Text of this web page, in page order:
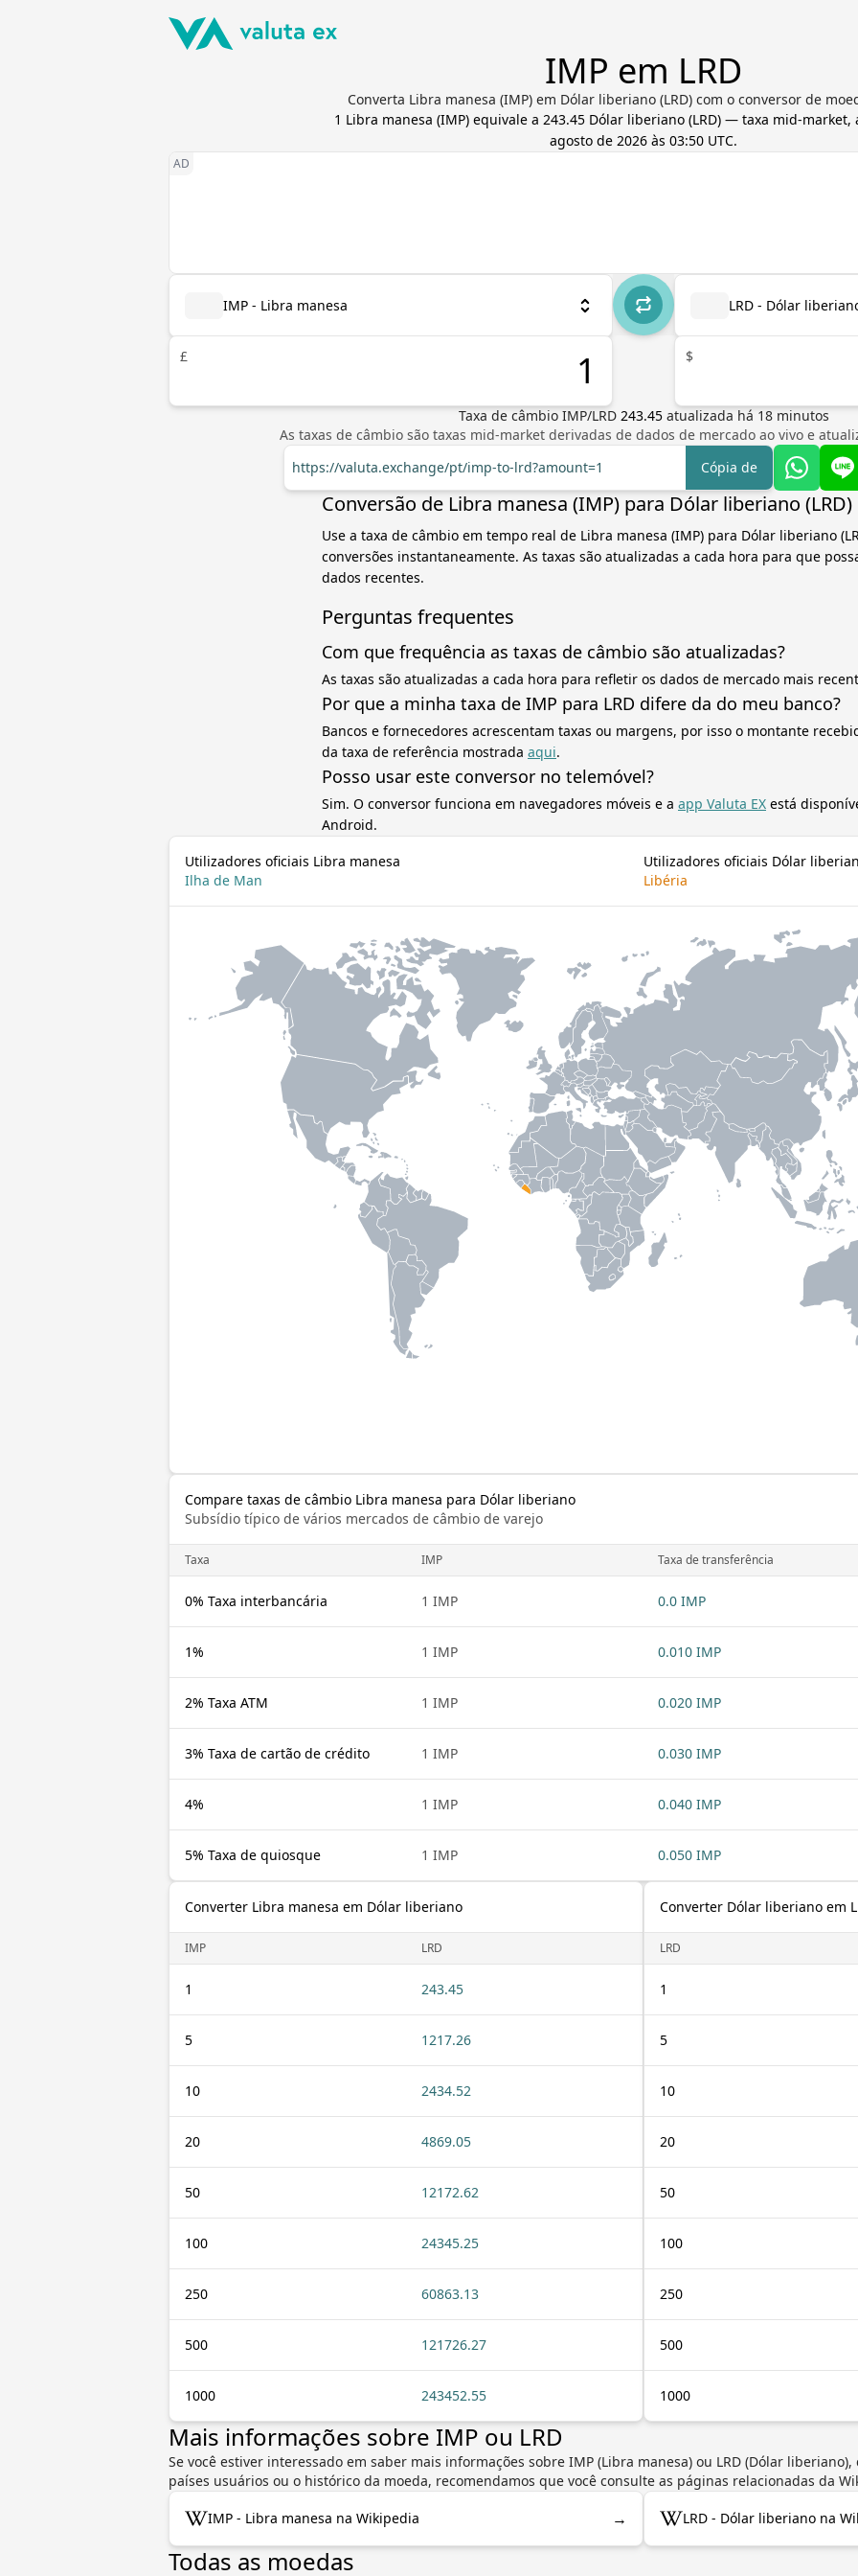
IMP em LRD
Converta Libra manesa (IMP) em Dólar liberiano (LRD) com o conversor de
1 Libra manesa (IMP) equivale a 243.45 Dólar liberiano(LRD) — taxa mid-market,
agosto de 2026 às 03:50 UTC.
IMP - Libra manesa
£
LRD - Dólar
$
Taxa de câmbio IMP/LRD 243.45 atualizada há 18minutos
As taxas de câmbio são taxas mid-market derivadas de dados de mercado ao vivo e
https://valuta.exchange/pt/imp-to-lrd?amount=1
Cópia de
Conversão de Libra manesa (IMP) para Dólar liberiano (LRD)
Use a taxa de câmbio em tempo real de Libra manesa (IMP) para Dólar liberiano
conversões instantaneamente. As taxas são atualizadas a cada hora para que
dados recentes.
Perguntas frequentes
Com que frequência as taxas de câmbio são atualizadas?
As taxas são atualizadas a cada hora para refletir os dados de mercado mais
Por que a minha taxa de IMP para LRD difere da do meu banco?
Bancos e fornecedores acrescentam taxas ou margens, por isso o montante
da taxa de referência mostrada aqui.
Posso usar este conversor no telemóvel?
Sim. O conversor funciona em navegadores móveis e a app Valuta EX está
Android.
Utilizadores oficiais Libra manesa
Ilha de Man
Utilizadores oficiais Dólar
Libéria
Compare taxas de câmbio Libra manesa para Dólar liberiano
Subsídio típico de vários mercados de câmbio de varejo
Taxa IMP Taxa de transferência
0% Taxa interbancária 1 IMP 0.0 IMP
1% 1 IMP 0.010 IMP
2% Taxa ATM 1 IMP 0.020 IMP
3% Taxa de cartão de crédito 1 IMP 0.030 IMP
4% 1 IMP 0.040 IMP
5% Taxa de quiosque 1 IMP 0.050 IMP
Converter Libra manesa em Dólar liberiano
IMP LRD
1 243.45
5 1217.26
10 2434.52
20 4869.05
50 12172.62
100 24345.25
250 60863.13
500 121726.27
1000 243452.55
Converter Dólar liberiano em
LRD
1
5
10
20
50
100
250
500
1000
Mais informações sobre IMP ou LRD
Se você estiver interessado em saber mais informações sobre IMP (Libra manesa) ou LRD (Dólar
países usuários ou o histórico da moeda, recomendamos que você consulte as páginas relacionadas da
IMP - Libra manesa na Wikipedia → LRD - Dólar liberiano na
Todas as moedas